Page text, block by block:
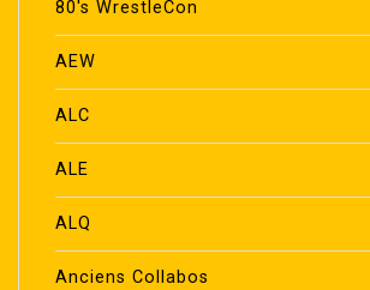
80's WrestleCon
AEW
ALC
ALE
ALQ
Anciens Collabos